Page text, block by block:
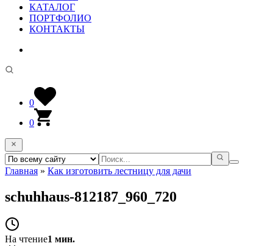
КАТАЛОГ
ПОРТФОЛИО
КОНТАКТЫ
0
0
Главная » Как изготовить лестницу для дачи
schuhhaus-812187_960_720
На чтение1 мин.